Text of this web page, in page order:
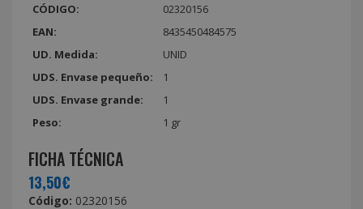
CÓDIGO:
02320156
EAN:
8435450484575
UD. Medida:
UNID
UDS. Envase pequeño:
1
UDS. Envase grande:
1
Peso:
1 gr
FICHA TÉCNICA
13,50€
Código: 02320156